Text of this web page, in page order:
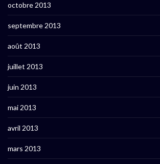
octobre 2013
septembre 2013
août 2013
juillet 2013
juin 2013
mai 2013
avril 2013
mars 2013